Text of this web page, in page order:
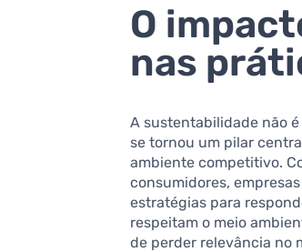
O
nas
A sustentabilidade não
se tornou um pilar
ambiente competitivo.
consumidores,
estratégias para
respeitam o meio
de perder relevância no